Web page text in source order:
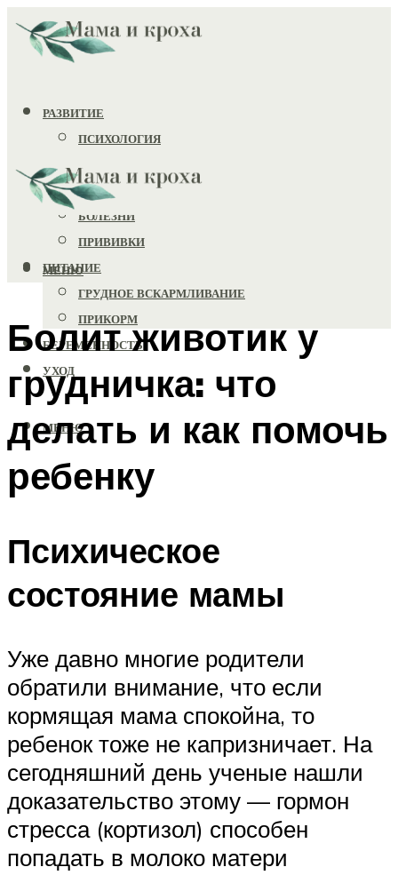
РАЗВИТИЕ
ПСИХОЛОГИЯ
ИГРУШКИ
ЗДОРОВЬЕ
БОЛЕЗНИ
ПРИВИВКИ
ПИТАНИЕ
ГРУДНОЕ ВСКАРМЛИВАНИЕ
ПРИКОРМ
БЕРЕМЕННОСТЬ
УХОД
МЕНЮ
МЕНЮ
Болит животик у
грудничка: что
делать и как помочь
ребенку
Психическое
состояние мамы
Уже давно многие родители
обратили внимание, что если
кормящая мама спокойна, то
ребенок тоже не капризничает. На
сегодняшний день ученые нашли
доказательство этому — гормон
стресса (кортизол) способен
попадать в молоко матери